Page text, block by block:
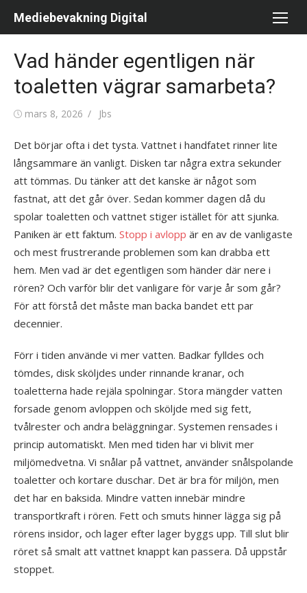
Mediebevakning Digital
Vad händer egentligen när
toaletten vägrar samarbeta?
Publicerad
mars 8, 2026 Författare
Jbs
Det börjar ofta i det tysta. Vattnet i handfatet rinner lite
långsammare än vanligt. Disken tar några extra sekunder
att tömmas. Du tänker att det kanske är något som
fastnat, att det går över. Sedan kommer dagen då du
spolar toaletten och vattnet stiger istället för att sjunka.
Paniken är ett faktum. Stopp i avlopp är en av de vanligaste
och mest frustrerande problemen som kan drabba ett
hem. Men vad är det egentligen som händer där nere i
rören? Och varför blir det vanligare för varje år som går?
För att förstå det måste man backa bandet ett par
decennier.
Förr i tiden använde vi mer vatten. Badkar fylldes och
tömdes, disk sköljdes under rinnande kranar, och
toaletterna hade rejäla spolningar. Stora mängder vatten
forsade genom avloppen och sköljde med sig fett,
tvålrester och andra beläggningar. Systemen rensades i
princip automatiskt. Men med tiden har vi blivit mer
miljömedvetna. Vi snålar på vattnet, använder snålspolande
toaletter och kortare duschar. Det är bra för miljön, men
det har en baksida. Mindre vatten innebär mindre
transportkraft i rören. Fett och smuts hinner lägga sig på
rörens insidor, och lager efter lager byggs upp. Till slut blir
röret så smalt att vattnet knappt kan passera. Då uppstår
stoppet.